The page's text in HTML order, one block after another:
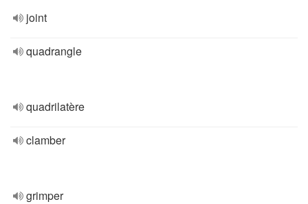
joint
quadrangle
quadrilatère
clamber
grimper